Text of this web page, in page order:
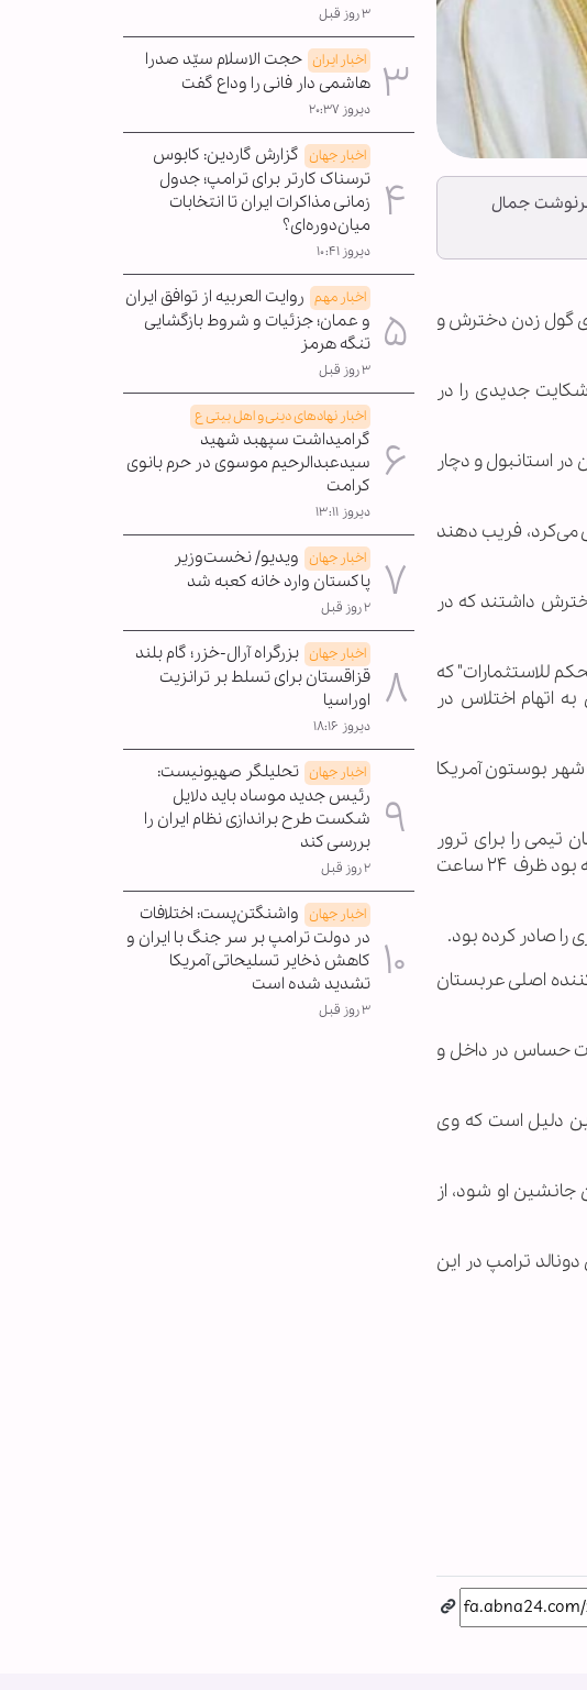
جمال
گول زدن دخترش و
شکایت جدیدی را در
استانبول و دچار
زمانی که در استانبول زندگی می‌کرد، فریب دهند
داشتند که در
۱۰ شرکت متعلق به مجموعه "تحکم للاستثمارات" که
اختلاس در
بوستون آمریکا
را برای ترور
الجبری در کانادا بعد از شکست تلاش‌های قبلی‌اش اعزام کرد. همچنین محمد بن سلمان از الجبری خواسته بود ظرف ۲۴ ساعت
را صادر کرده بود.
اصلی عربستان
حساس در داخل و
دلیل است که وی
جانشین او شود، از
جمهوری دونالد ترامپ در این
۳ روز قبل
اخبار ایران حجت الاسلام سیّد صدرا
هاشمی دار فانی را وداع گفت
دیروز ۲۰:۳۷
اخبار جهان گزارش گاردین: کابوس
ترسناک کارتر برای ترامپ؛ جدول
زمانی مذاکرات ایران تا انتخابات
میان‌دوره‌ای؟
دیروز ۱۰:۴۱
اخبار مهم روایت العربیه از توافق ایران
و عمان؛ جزئیات و شروط بازگشایی
تنگه هرمز
۳ روز قبل
اخبار نهادهای دینی و اهل بیتی ع
گرامیداشت سپهبد شهید
سیدعبدالرحیم موسوی در حرم بانوی
کرامت
دیروز ۱۳:۱۱
اخبار جهان ویدیو/ نخست‌وزیر
پاکستان وارد خانه کعبه شد
۲ روز قبل
اخبار جهان بزرگراه آرال-خزر؛ گام بلند
قزاقستان برای تسلط بر ترانزیت
اوراسیا
دیروز ۱۸:۱۶
اخبار جهان تحلیلگر صهیونیست:
رئیس جدید موساد باید دلایل
شکست طرح براندازی نظام ایران را
بررسی کند
۲ روز قبل
اخبار جهان واشنگتن‌پست: اختلافات
در دولت ترامپ بر سر جنگ با ایران و
کاهش ذخایر تسلیحاتی آمریکا
تشدید شده است
۳ روز قبل